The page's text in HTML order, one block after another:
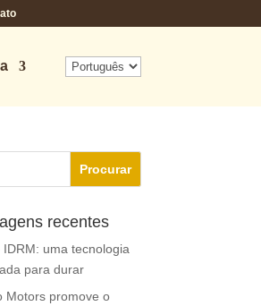
recentes
IDRM: uma tecnologia
para durar
Motors promove o